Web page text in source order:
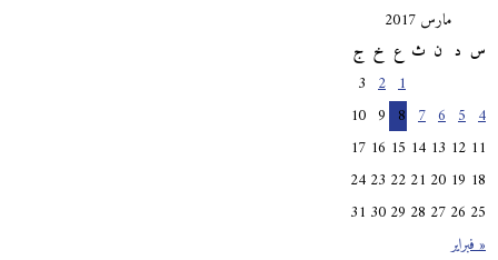
مارس 2017
س
ث خ ج
« فبراير
10
11
12
13
14
15
16
17
18
19
20
21
22
23
24
25
26
27
28
29
30
31